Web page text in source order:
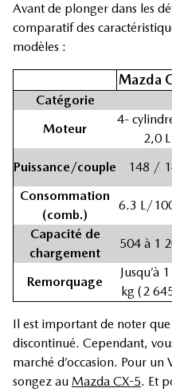
Avant de plonger dans les
comparatif des
modèles :
Mazda
Catégorie
Moteur
4-
2,0 L
Puissance/couple
148 /
Consommation
(comb.)
6.3 L/
Capacité de
chargement
504 à 1
Remorquage
Jusqu’à
kg (2
Il est important de noter
discontinué. Cependant,
marché d’occasion. Pour
songez au Mazda CX-5. Et